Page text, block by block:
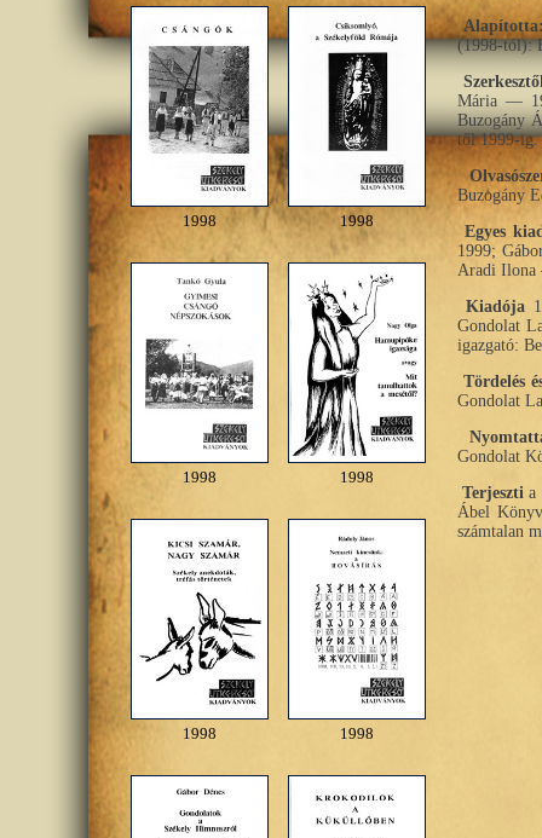
1998 1998
1998 1998
1998 1998
(1998-tól):
Mária —
Buzogány
től 1999-ig.
Buzogány
Egyes
1999;
Aradi
Kiadója
Gondolat
igazgató:
Tördelés
Gondolat
Gondolat
Terjeszti a
Ábel
számtalan